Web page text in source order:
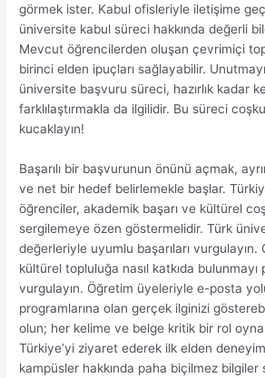
görmek ister. Kabul ofisleriyle iletişime
üniversite kabul süreci hakkında değerli
Mevcut öğrencilerden oluşan çevrimiçi
birinci elden ipuçları sağlayabilir.
üniversite başvuru süreci, hazırlık kadar
farklılaştırmakla da ilgilidir. Bu süreci coşku
kucaklayın!
Başarılı bir başvurunun önünü açmak,
ve net bir hedef belirlemekle başlar.
öğrenciler, akademik başarı ve kültürel
sergilemeye özen göstermelidir. Türk
değerleriyle uyumlu başarıları vurgulayın.
kültürel topluluğa nasıl katkıda bulunmayı
vurgulayın. Öğretim üyeleriyle e-posta
programlarına olan gerçek ilginizi
olun; her kelime ve belge kritik bir rol
Türkiye’yi ziyaret ederek ilk elden
kampüsler hakkında paha biçilmez bilgiler